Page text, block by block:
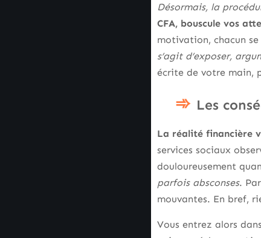
Désormais, la
CFA, bouscule vos
motivation, chacun
s’agit d’exposer,
écrite de votre main,
Les
La réalité financière
services sociaux
douloureusement
parfois absconses.
mouvantes. En bref,
Vous entrez alors